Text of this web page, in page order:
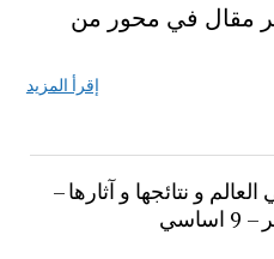
مقال في محور من
إقرأ المزيد
و نتائجها و آثارها –